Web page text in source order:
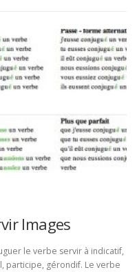
Images
le verbe servir à indicatif,
participe, gérondif. Le verbe